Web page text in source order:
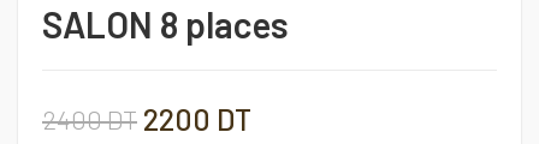
SALON 8 places
2400DT Le
2200 DT